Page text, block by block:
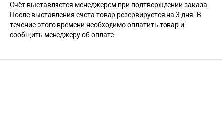
Счёт выставляется менеджером при подтверждении заказа.
После выставления счета товар резервируется на 3 дня. В
течение этого времени необходимо оплатить товар и
сообщить менеджеру об оплате.